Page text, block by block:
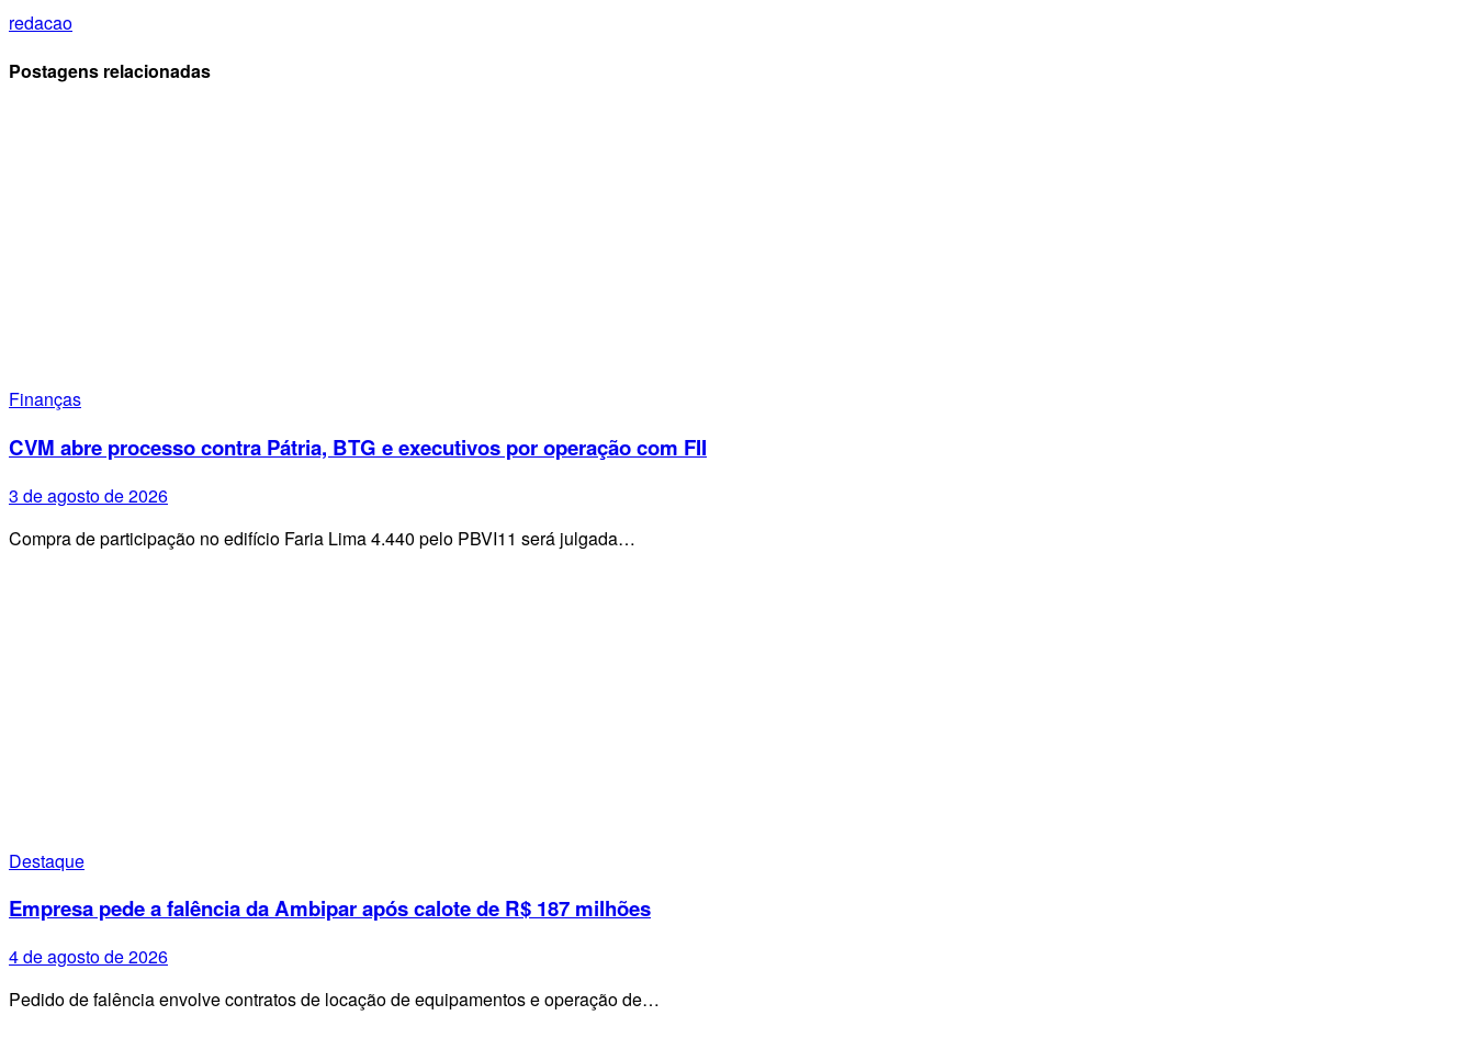
redacao
Postagens relacionadas
Finanças
CVM abre processo contra Pátria, BTG e executivos por operação com FII
3 de agosto de 2026
Compra de participação no edifício Faria Lima 4.440 pelo PBVI11 será julgada…
Destaque
Empresa pede a falência da Ambipar após calote de R$ 187 milhões
4 de agosto de 2026
Pedido de falência envolve contratos de locação de equipamentos e operação de…